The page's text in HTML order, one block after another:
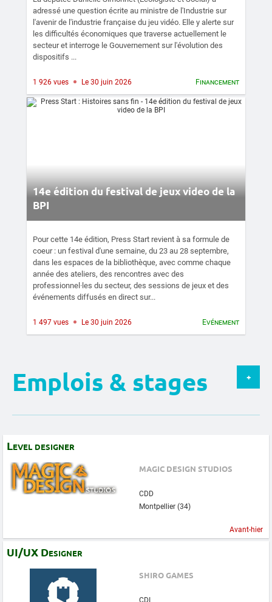
adressé une question écrite au ministre de l'Industrie sur
l'avenir de l'industrie française du jeu vidéo. Elle y alerte sur
les difficultés économiques que traverse actuellement le
secteur et interroge le Gouvernement sur l'évolution des
dispositifs ...
1 926 vues Le 30 juin 2026 Financement
14e édition du festival de jeux video de la
BPI
Pour cette 14e édition, Press Start revient à sa formule de
coeur : un festival d'une semaine, du 23 au 28 septembre,
dans les espaces de la bibliothèque, avec comme chaque
année des ateliers, des rencontres avec des
professionnel·les du secteur, des sessions de jeux et des
événements diffusés en direct sur...
1 497 vues Le 30 juin 2026 Evénement
+
Emplois & stages
Level designer
MAGIC DESIGN STUDIOS
CDD
Montpellier (34)
Avant-hier
UI/UX Designer
SHIRO GAMES
CDI